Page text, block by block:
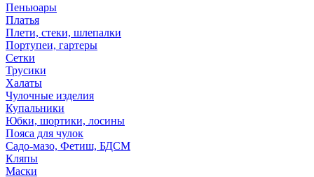
Пеньюары
Платья
Плети, стеки, шлепалки
Портупеи, гартеры
Сетки
Трусики
Халаты
Чулочные изделия
Купальники
Юбки, шортики, лосины
Пояса для чулок
Садо-мазо, Фетиш, БДСМ
Кляпы
Маски